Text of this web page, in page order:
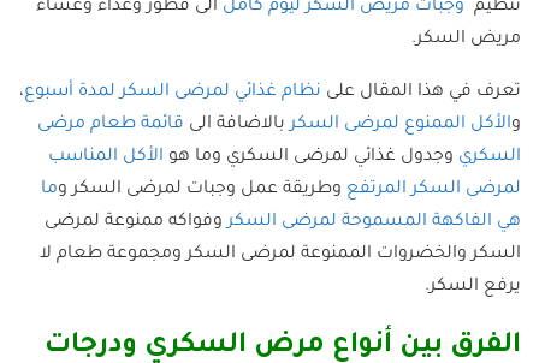
تنظيم وجبات مريض السكر ليوم كامل الى فطور وغداء وعشاء
مريض السكر.
تعرف في هذا المقال على نظام غذائي لمرضى السكر لمدة أسبوع،
والأكل الممنوع لمرضى السكربالاضافة الى قائمة طعام مرضى
السكري وجدول غذائي لمرضى السكري وما هو الأكل المناسب
لمرضى السكر المرتفع وطريقة عمل وجبات لمرضى السكر وما
هي الفاكهة المسموحة لمرضى السكروفواكه ممنوعة لمرضى
السكر والخضروات الممنوعة لمرضى السكر ومجموعة طعام لا
يرفع السكر.
الفرق بين أنواع مرض السكري ودرجات